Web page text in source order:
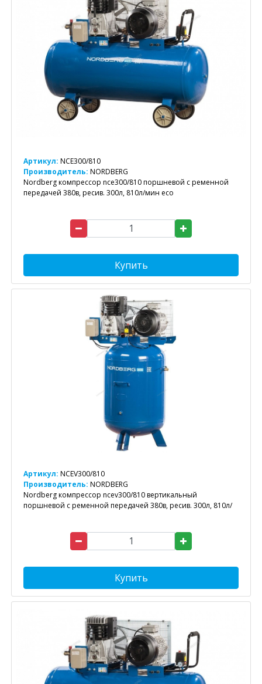
Артикул: NCE300/810
Производитель: NORDBERG
Nordberg компрессор nce300/810 поршневой с ременной
передачей 380в, ресив. 300л, 810л/мин eco
Купить
Артикул: NCEV300/810
Производитель: NORDBERG
Nordberg компрессор ncev300/810 вертикальный
поршневой с ременной передачей 380в, ресив. 300л, 810л/
Купить